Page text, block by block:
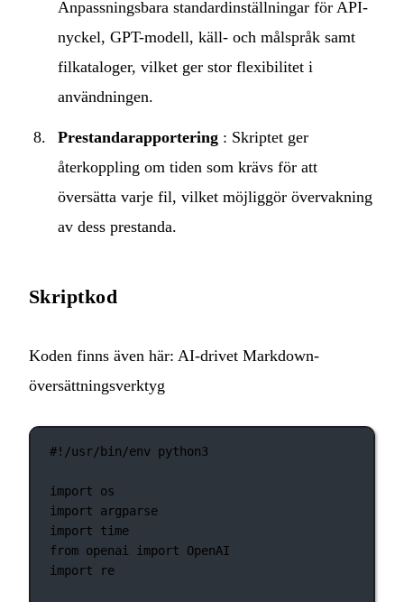
Anpassningsbara standardinställningar för API-
nyckel, GPT-modell, käll- och målspråk samt
filkataloger, vilket ger stor flexibilitet i
användningen.
Prestandarapportering : Skriptet ger
återkoppling om tiden som krävs för att
översätta varje fil, vilket möjliggör övervakning
av dess prestanda.
Skriptkod
Koden finns även här: AI-drivet Markdown-
översättningsverktyg
#!/usr/bin/env python3
import os
import argparse
import time
from openai import OpenAI
import re